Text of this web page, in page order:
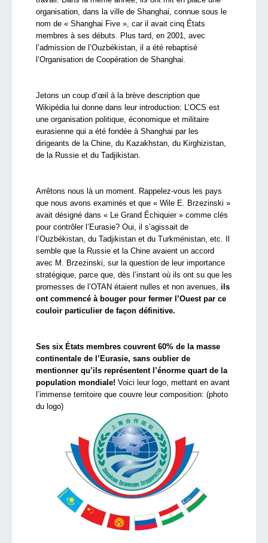
organisation, dans la ville de Shanghai, connue sous le
nom de « Shanghai Five », car il avait cinq États
membres à ses débuts. Plus tard, en 2001, avec
l’admission de l’Ouzbékistan, il a été rebaptisé
l’Organisation de Coopération de Shanghai.
Jetons un coup d’œil à la brève description que
Wikipédia lui donne dans leur introduction: L’OCS est
une organisation politique, économique et militaire
eurasienne qui a été fondée à Shanghai par les
dirigeants de la Chine, du Kazakhstan, du Kirghizistan,
de la Russie et du Tadjikistan.
Arrêtons nous là un moment. Rappelez-vous les pays
que nous avons examinés et que « Wile E. Brzezinski »
avait désigné dans « Le Grand Échiquier » comme clés
pour contrôler l’Eurasie? Oui, il s’agissait de
l’Ouzbékistan, du Tadjikistan et du Turkménistan, etc. Il
semble que la Russie et la Chine avaient un accord
avec M. Brzezinski, sur la question de leur importance
stratégique, parce que, dès l’instant où ils ont su que les
promesses de l’OTAN étaient nulles et non avenues, ils
ont commencé à bouger pour fermer l’Ouest par ce
couloir particulier de façon définitive.
Ses six États membres couvrent 60% de la masse
continentale de l’Eurasie, sans oublier de
mentionner qu’ils représentent l’énorme quart de la
population mondiale! Voici leur logo, mettant en avant
l’immense territoire que couvre leur composition: (photo
du logo)